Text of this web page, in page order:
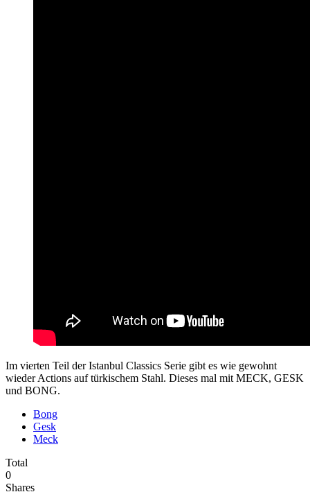
Im vierten Teil der Istanbul Classics Serie gibt es wie gewohnt
wieder Actions auf türkischem Stahl. Dieses mal mit MECK, GESK
und BONG.
Bong
Gesk
Meck
Total
0
Shares